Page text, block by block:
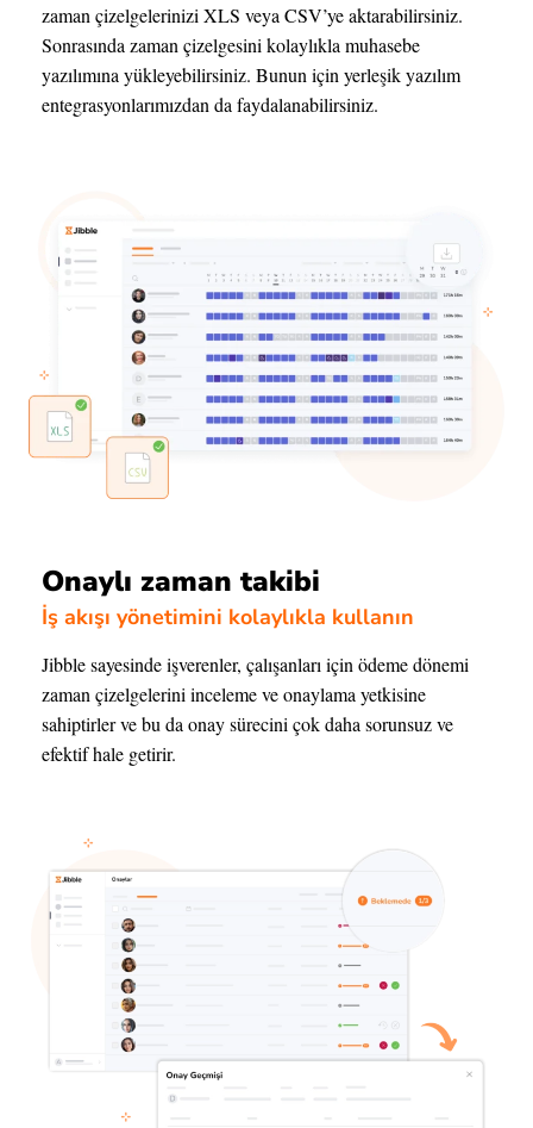
zaman çizelgelerinizi XLS veya CSV’ye aktarabilirsiniz.
Sonrasında zaman çizelgesini kolaylıkla muhasebe
yazılımına yükleyebilirsiniz. Bunun için yerleşik yazılım
entegrasyonlarımızdan da faydalanabilirsiniz.
Onaylı zaman takibi
İş akışı yönetimini kolaylıkla kullanın
Jibble sayesinde işverenler, çalışanları için ödeme dönemi
zaman çizelgelerini inceleme ve onaylama yetkisine
sahiptirler ve bu da onay sürecini çok daha sorunsuz ve
efektif hale getirir.